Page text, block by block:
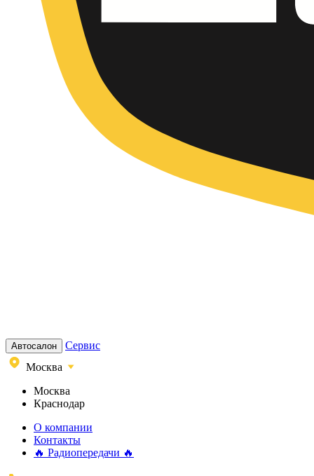
Автосалон
Сервис
Москва
Москва
Краснодар
О компании
Контакты
🔥 Радиопередачи 🔥